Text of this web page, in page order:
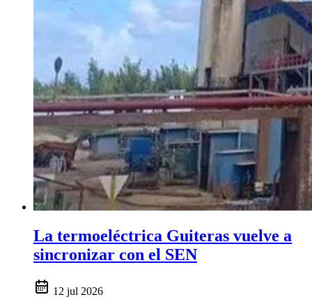
La termoeléctrica Guiteras vuelve a
sincronizar con el SEN
12 jul 2026